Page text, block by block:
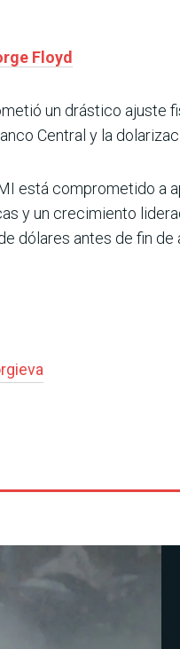
Floyd
un drástico ajuste
Central y la
está comprometido a
y un crecimiento
dólares antes de fin